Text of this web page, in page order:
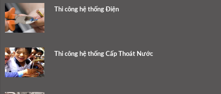
Thi công hệ thống Điện
Thi công hệ thống Cấp Thoát Nước